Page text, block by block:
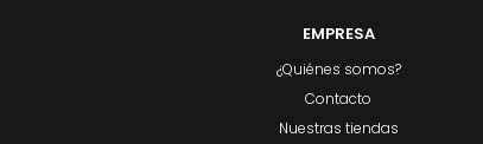
EMPRESA
¿Quiénes somos?
Contacto
Nuestras tiendas